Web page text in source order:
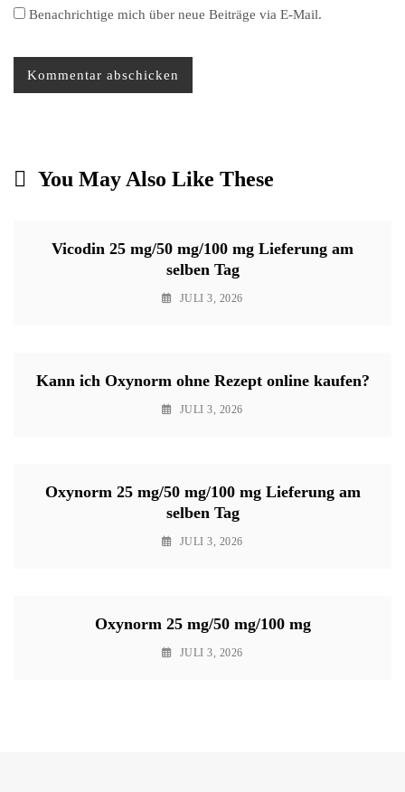
Benachrichtige mich über neue Beiträge via E-Mail.
You May Also Like These
Vicodin 25 mg/50 mg/100 mg Lieferung am
selben Tag
JULI 3, 2026
Kann ich Oxynorm ohne Rezept online kaufen?
JULI 3, 2026
Oxynorm 25 mg/50 mg/100 mg Lieferung am
selben Tag
JULI 3, 2026
Oxynorm 25 mg/50 mg/100 mg
JULI 3, 2026